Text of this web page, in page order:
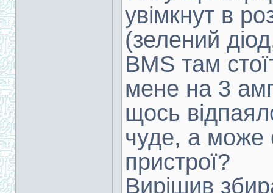
увімкнут в
(зелений
BMS там
мене на 3
щось
чуде, а може
пристрої?
Вирішив